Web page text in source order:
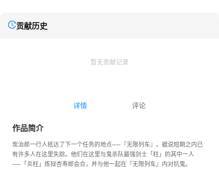
贡献历史
暂无贡献记录
详情 评论
作品简介
炭治郎一行人抵达了下一个任务的地点──『无限列车』。据说短期之内已
有许多人在这里失踪。他们在这里与鬼杀队最强剑士「柱」的其中一人
──「炎柱」炼狱杏寿郎会合，并与他一起在『无限列车』内对抗鬼。